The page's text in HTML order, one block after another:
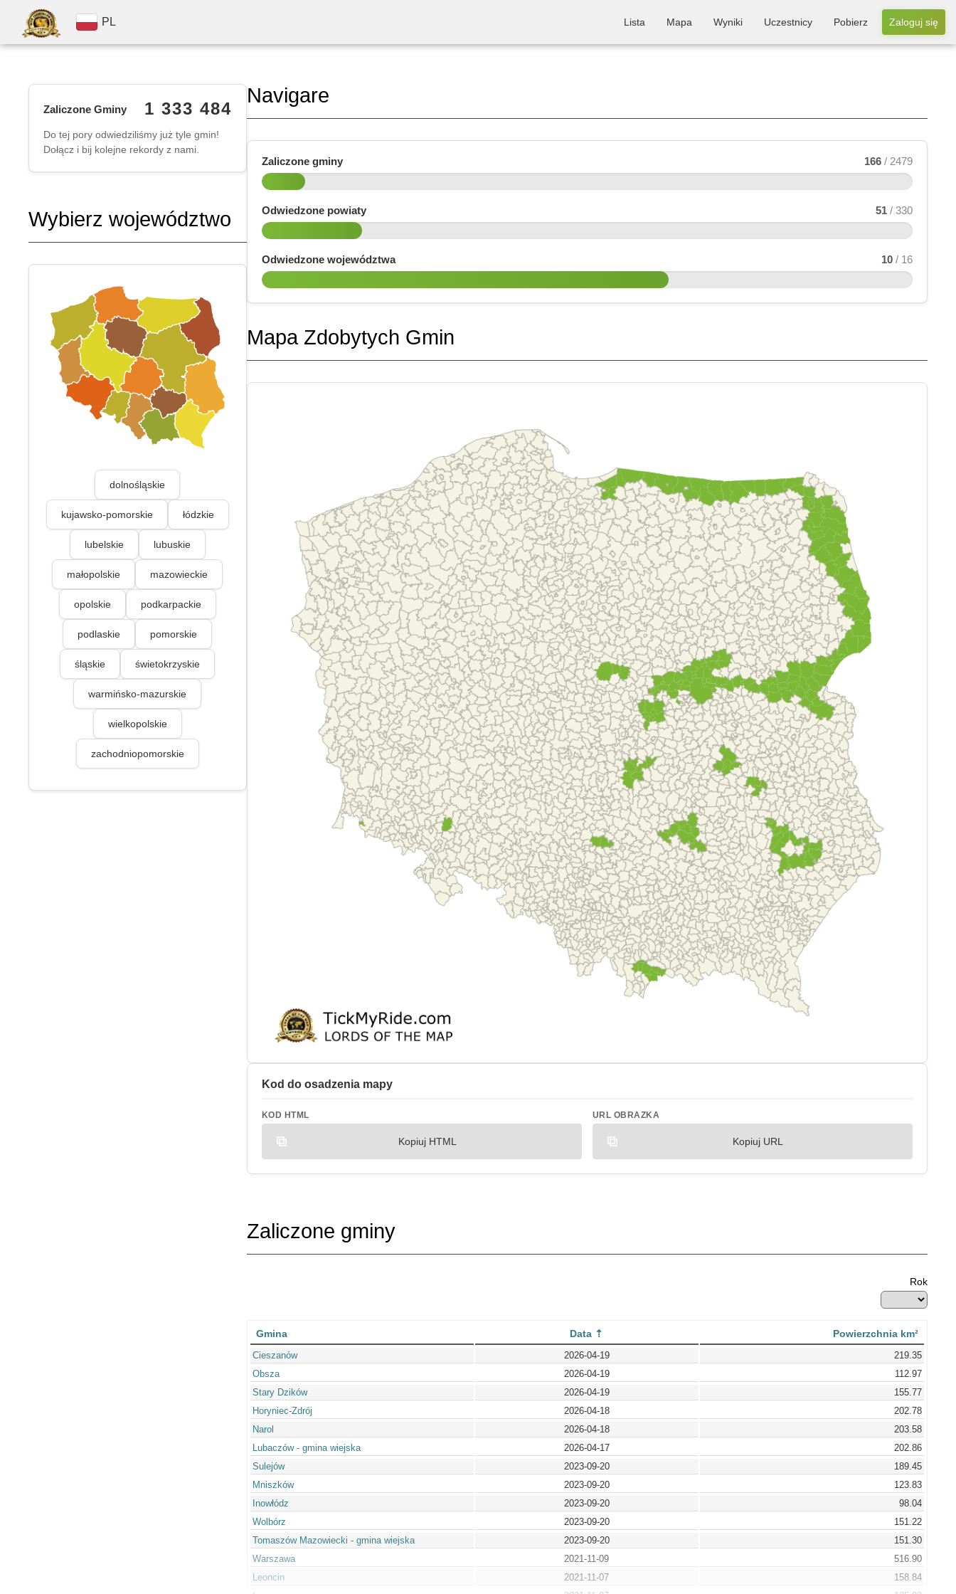
PL Lista Mapa Wyniki Uczestnicy Pobierz Zaloguj się
Zaliczone Gminy 1 333 484
Do tej pory odwiedziliśmy już tyle gmin!
Dołącz i bij kolejne rekordy z nami.
Wybierz województwo
dolnośląskie
kujawsko-pomorskie łódzkie
lubelskie lubuskie
małopolskie mazowieckie
opolskie podkarpackie
podlaskie pomorskie
śląskie świetokrzyskie
warmińsko-mazurskie
wielkopolskie
zachodniopomorskie
Navigare
Zaliczone gminy 166 / 2479
Odwiedzone powiaty 51 / 330
Odwiedzone województwa 10 / 16
Mapa Zdobytych Gmin
Kod do osadzenia mapy
KOD HTML
Kopiuj HTML
URL OBRAZKA
Kopiuj URL
Zaliczone gminy
Rok
Gmina Data Powierzchnia km²
Cieszanów 2026-04-19
219.35
Obsza
2026-04-19
112.97
Stary Dzików
2026-04-19
155.77
Horyniec-Zdrój
2026-04-18
202.78
Narol
2026-04-18
203.58
Lubaczów - gmina wiejska
2026-04-17
202.86
Sulejów
2023-09-20
189.45
Mniszków
2023-09-20
123.83
Inowłódz
2023-09-20
98.04
Wolbórz
2023-09-20
151.22
Tomaszów Mazowiecki - gmina wiejska
2023-09-20
151.30
Warszawa
2021-11-09
516.90
Leoncin
2021-11-07
158.84